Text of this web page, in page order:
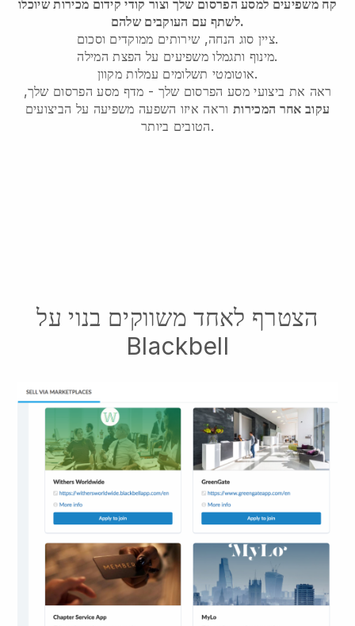
קח משפיעים למסע הפרסום שלך וצור קודי קידום מכירות שיוכלו
לשתף עם העוקבים שלהם.
ציין סוג הנחה, שירותים ממוקדים וסכום.
מינוף ותגמלו משפיעים על הפצת המילה.
אוטומטי תשלומים עמלות מקוון.
ראה את ביצועי מסע הפרסום שלך - מדף מסע הפרסום שלך,
עקוב אחר המכירותוראה איזו השפעה משפיעה על הביצועים
הטובים ביותר.
הצטרף לאחד משווקים בנוי על
Blackbell